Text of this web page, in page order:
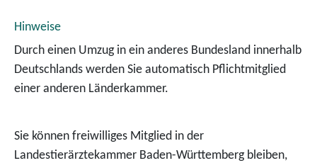
Hinweise
Durch einen Umzug in ein anderes Bundesland innerhalb
Deutschlands werden Sie automatisch Pflichtmitglied
einer anderen Länderkammer.
Sie können freiwilliges Mitglied in der
Landestierärztekammer Baden-Württemberg bleiben,